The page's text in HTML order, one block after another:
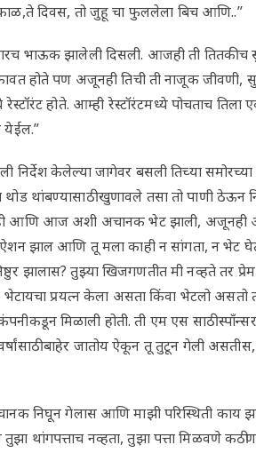
दिवस, तो जुहू चा फुललेला बिच आणि..”
भाऊक झालेली दिसली. आजही ती तितकीच
होते पण अजूनही तिची ती नाजूक
होते. आम्ही रेस्टॉरंटमध्ये पोचताच तिला
येईल.”
निर्देश केलेल्या जागेवर बसली तिच्या
थोड थांबण्यासाठी खुणावले तसा तो पाणी
आणि आज अशी अचानक भेट झाली, अजूनही
झाल आणि तू मला काही न सांगता, न भेट
झालास? तुझ्या खिजगणतीत मी नव्हते
प्रयत्न केला असता किंवा भेटलो
मिळाली होती. ती एम एस साठी
वर्षांसाठी बाहेर जातोय ऐकून तू तुटून गेली
निघून गेलास आणि माझी परिस्थिती काय
थांगपत्ताच नव्हता, तुझा पत्ता मिळवणे